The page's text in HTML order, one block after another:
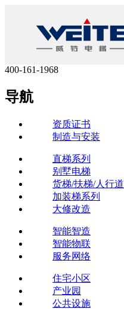
400-161-1968
导航
资质证书
制造与安装
直梯系列
别墅电梯
货梯/扶梯/人行道
加装梯系列
大修改造
智能智造
智能物联
服务网络
住宅小区
产业园
公共设施